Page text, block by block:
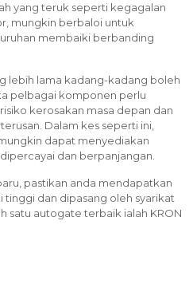
yang teruk seperti kegagalan
mungkin berbaloi untuk
membaiki berbanding
lebih lama kadang-kadang boleh
pelbagai komponen perlu
kerosakan masa depan dan
Dalam kes seperti ini,
dapat menyediakan
dan berpanjangan.
pastikan anda mendapatkan
dan dipasang oleh syarikat
satu autogate terbaik ialah KRON